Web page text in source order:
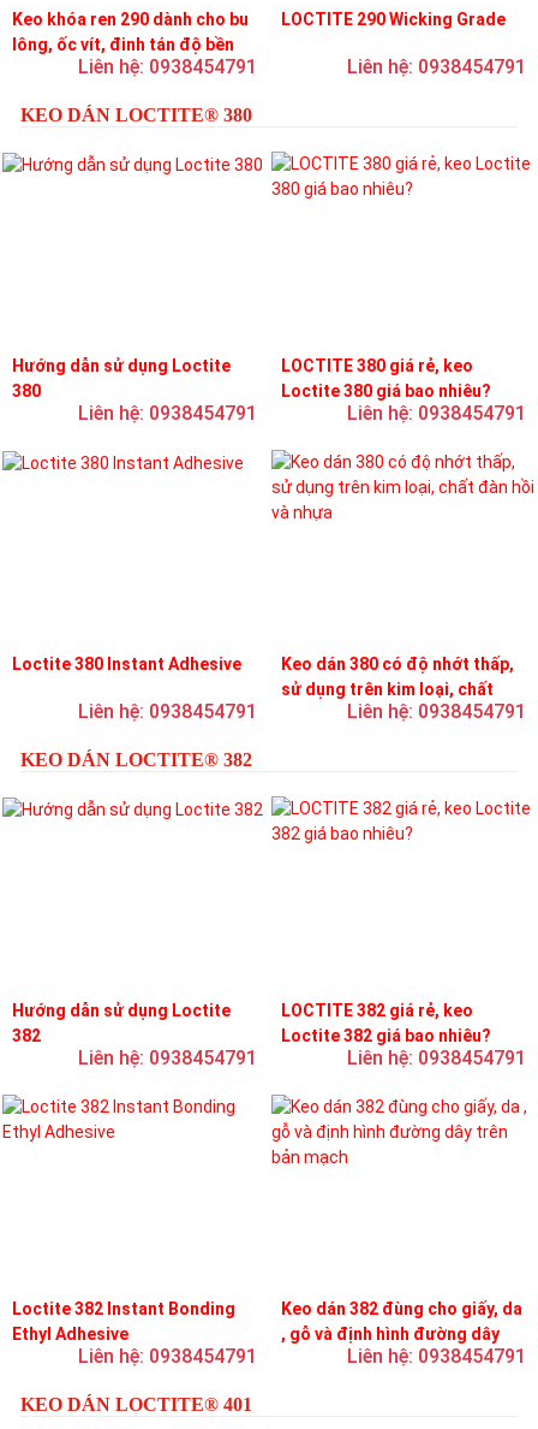
Keo khóa ren 290 dành cho bu
lông, ốc vít, đinh tán độ bền
trung bình, độ nhớt thấp
Liên hệ: 0938454791
LOCTITE 290 Wicking Grade
Liên hệ: 0938454791
KEO DÁN LOCTITE® 380
Hướng dẫn sử dụng Loctite
380
Liên hệ: 0938454791
LOCTITE 380 giá rẻ, keo
Loctite 380 giá bao nhiêu?
Liên hệ: 0938454791
Loctite 380 Instant Adhesive
Liên hệ: 0938454791
Keo dán 380 có độ nhớt thấp,
sử dụng trên kim loại, chất
đàn hồi và nhựaLiên hệ: 0938454791
KEO DÁN LOCTITE® 382
Hướng dẫn sử dụng Loctite
382
Liên hệ: 0938454791
LOCTITE 382 giá rẻ, keo
Loctite 382 giá bao nhiêu?
Liên hệ: 0938454791
Loctite 382 Instant Bonding
Ethyl Adhesive
Liên hệ: 0938454791
Keo dán 382 đùng cho giấy, da
, gỗ và định hình đường dây
trên bản mạchLiên hệ: 0938454791
KEO DÁN LOCTITE® 401